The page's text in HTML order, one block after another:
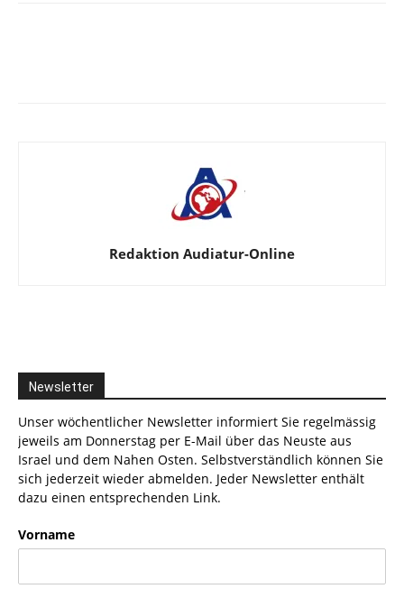
Redaktion Audiatur-Online
Newsletter
Unser wöchentlicher Newsletter informiert Sie regelmässig
jeweils am Donnerstag per E-Mail über das Neuste aus
Israel und dem Nahen Osten. Selbstverständlich können Sie
sich jederzeit wieder abmelden. Jeder Newsletter enthält
dazu einen entsprechenden Link.
Vorname